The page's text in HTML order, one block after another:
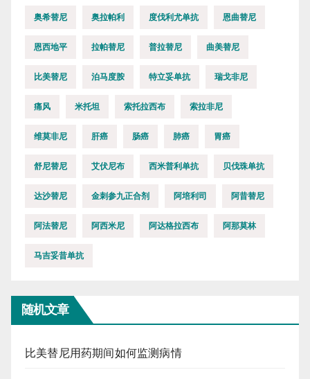
奥希替尼 奥拉帕利 度伐利尤单抗 恩曲替尼
恩西地平 拉帕替尼 普拉替尼 曲美替尼
比美替尼 泊马度胺 特立妥单抗 瑞戈非尼
痛风 米托坦 索托拉西布 索拉非尼
维莫非尼 肝癌 肠癌 肺癌 胃癌
舒尼替尼 艾伏尼布 西米普利单抗 贝伐珠单抗
达沙替尼 金刺参九正合剂 阿培利司 阿昔替尼
阿法替尼 阿西米尼 阿达格拉西布 阿那莫林
马吉妥昔单抗
随机文章
比美替尼用药期间如何监测病情